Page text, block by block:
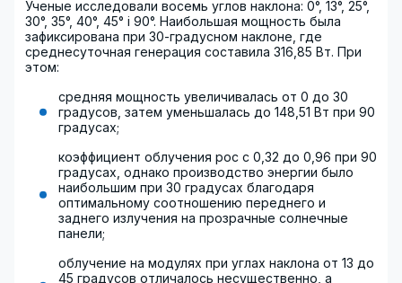
Ученые исследовали восемь углов наклона: 0°, 13°, 25°,
30°, 35°, 40°, 45° і 90°. Наибольшая мощность была
зафиксирована при 30-градусном наклоне, где
среднесуточная генерация составила 316,85 Вт. При
этом:
средняя мощность увеличивалась от 0 до 30
градусов, затем уменьшалась до 148,51 Вт при 90
градусах;
коэффициент облучения рос с 0,32 до 0,96 при 90
градусах, однако производство энергии было
наибольшим при 30 градусах благодаря
оптимальному соотношению переднего и
заднего излучения на прозрачные солнечные
панели;
облучение на модулях при углах наклона от 13 до
45 градусов отличалось несущественно, а